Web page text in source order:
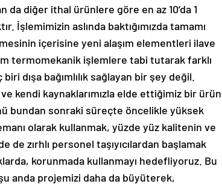
da diğer ithal ürünlere göre en az 10’da 1
İşlemimizin aslında baktığımızda tamamı
içerisine yeni alaşım elementleri ilave
termomekanik işlemlere tabi tutarak farklı
dışa bağımlılık sağlayan bir şey değil.
kendi kaynaklarımızla elde ettiğimiz bir ürün
bundan sonraki süreçte öncelikle yüksek
olarak kullanmak, yüzde yüz kalitenin ve
zırhlı personel taşıyıcılardan başlamak
korunmada kullanmayı hedefliyoruz. Bu
anda projemizi daha da büyüterek,